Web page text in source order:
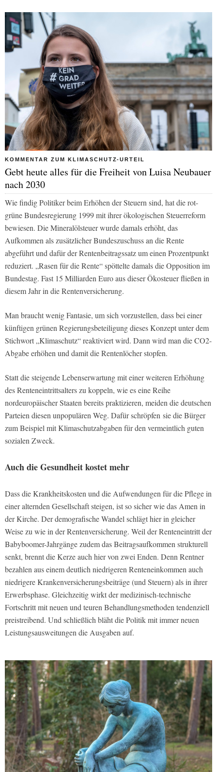
KOMMENTAR ZUM KLIMASCHUTZ-URTEIL
Gebt heute alles für die Freiheit von Luisa Neubauer
nach 2030
Wie findig Politiker beim Erhöhen der Steuern sind, hat die rot-
grüne Bundesregierung 1999 mit ihrer ökologischen Steuerreform
bewiesen. Die Mineralölsteuer wurde damals erhöht, das
Aufkommen als zusätzlicher Bundeszuschuss an die Rente
abgeführt und dafür der Rentenbeitragssatz um einen Prozentpunkt
reduziert. „Rasen für die Rente“ spöttelte damals die Opposition im
Bundestag. Fast 15 Milliarden Euro aus dieser Ökosteuer fließen in
diesem Jahr in die Rentenversicherung.
Man braucht wenig Fantasie, um sich vorzustellen, dass bei einer
künftigen grünen Regierungsbeteiligung dieses Konzept unter dem
Stichwort „Klimaschutz“ reaktiviert wird. Dann wird man die CO2-
Abgabe erhöhen und damit die Rentenlöcher stopfen.
Statt die steigende Lebenserwartung mit einer weiteren Erhöhung
des Renteneintrittsalters zu koppeln, wie es eine Reihe
nordeuropäischer Staaten bereits praktizieren, meiden die deutschen
Parteien diesen unpopulären Weg. Dafür schröpfen sie die Bürger
zum Beispiel mit Klimaschutzabgaben für den vermeintlich guten
sozialen Zweck.
Auch die Gesundheit kostet mehr
Dass die Krankheitskosten und die Aufwendungen für die Pflege in
einer alternden Gesellschaft steigen, ist so sicher wie das Amen in
der Kirche. Der demografische Wandel schlägt hier in gleicher
Weise zu wie in der Rentenversicherung. Weil der Renteneintritt der
Babyboomer-Jahrgänge zudem das Beitragsaufkommen strukturell
senkt, brennt die Kerze auch hier von zwei Enden. Denn Rentner
bezahlen aus einem deutlich niedrigeren Renteneinkommen auch
niedrigere Krankenversicherungsbeiträge (und Steuern) als in ihrer
Erwerbsphase. Gleichzeitig wirkt der medizinisch-technische
Fortschritt mit neuen und teuren Behandlungsmethoden tendenziell
preistreibend. Und schließlich bläht die Politik mit immer neuen
Leistungsausweitungen die Ausgaben auf.